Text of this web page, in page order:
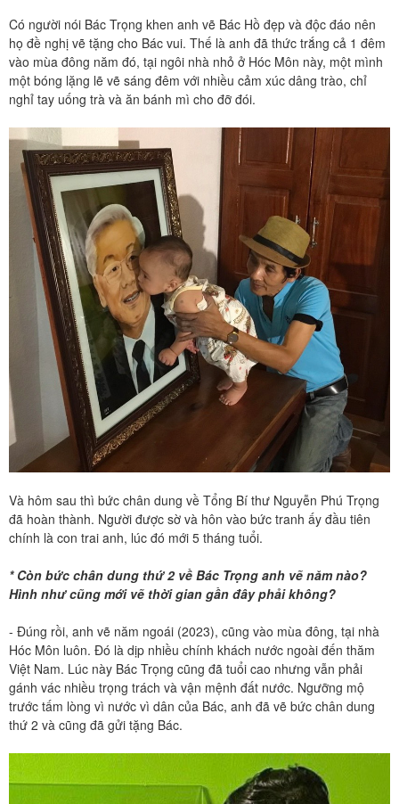
Có người nói Bác Trọng khen anh vẽ Bác Hồ đẹp và độc đáo nên
họ đề nghị vẽ tặng cho Bác vui. Thế là anh đã thức trắng cả 1 đêm
vào mùa đông năm đó, tại ngôi nhà nhỏ ở Hóc Môn này, một mình
một bóng lặng lẽ vẽ sáng đêm với nhiều cảm xúc dâng trào, chỉ
nghỉ tay uống trà và ăn bánh mì cho đỡ đói.
Và hôm sau thì bức chân dung về Tổng Bí thư Nguyễn Phú Trọng
đã hoàn thành. Người được sờ và hôn vào bức tranh ấy đầu tiên
chính là con trai anh, lúc đó mới 5 tháng tuổi.
* Còn bức chân dung thứ 2 về Bác Trọng anh vẽ năm nào?
Hình như cũng mới vẽ thời gian gần đây phải không?
- Đúng rồi, anh vẽ năm ngoái (2023), cũng vào mùa đông, tại nhà
Hóc Môn luôn. Đó là dịp nhiều chính khách nước ngoài đến thăm
Việt Nam. Lúc này Bác Trọng cũng đã tuổi cao nhưng vẫn phải
gánh vác nhiều trọng trách và vận mệnh đất nước. Ngưỡng mộ
trước tấm lòng vì nước vì dân của Bác, anh đã vẽ bức chân dung
thứ 2 và cũng đã gửi tặng Bác.